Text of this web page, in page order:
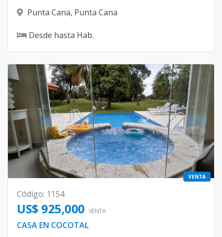
Punta Cana, Punta Cana
Desde hasta Hab.
VENTA
Código: 1154
US$ 925,000 VENTA
CASA EN COCOTAL